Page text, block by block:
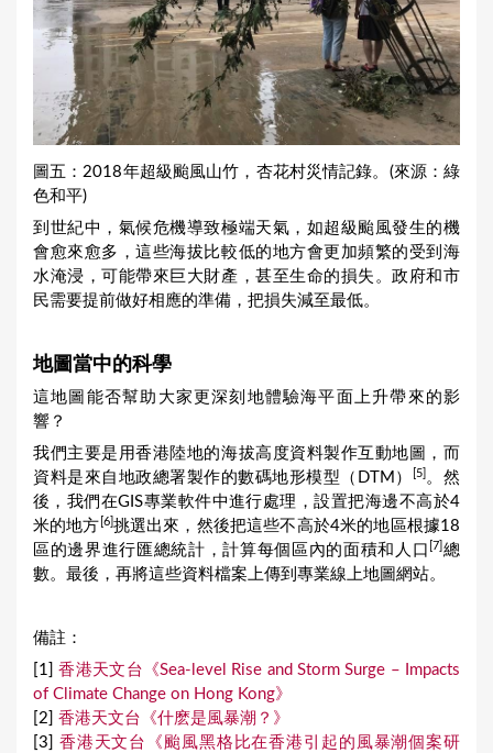
圖五：2018年超級颱風山竹，杏花村災情記錄。(來源：綠
色和平)
到世紀中，氣候危機導致極端天氣，如超級颱風發生的機
會愈來愈多，這些海拔比較低的地方會更加頻繁的受到海
水淹浸，可能帶來巨大財產，甚至生命的損失。政府和市
民需要提前做好相應的準備，把損失減至最低。
地圖當中的科學
這地圖能否幫助大家更深刻地體驗海平面上升帶來的影
響？
我們主要是用香港陸地的海拔高度資料製作互動地圖，而
資料是來自地政總署製作的數碼地形模型（DTM）
[5] 。然
後，我們在GIS專業軟件中進行處理，設置把海邊不高於4
米的地方 [6] 挑選出來，然後把這些不高於4米的地區根據18
區的邊界進行匯總統計，計算每個區內的面積和人口 [7] 總
數。最後，再將這些資料檔案上傳到專業線上地圖網站。
備註：
[1]香港天文台《Sea-level Rise and Storm Surge – Impacts
of Climate Change on Hong Kong》
[2] 香港天文台《什麽是風暴潮？》
[3] 香港天文台《颱風黑格比在香港引起的風暴潮個案研